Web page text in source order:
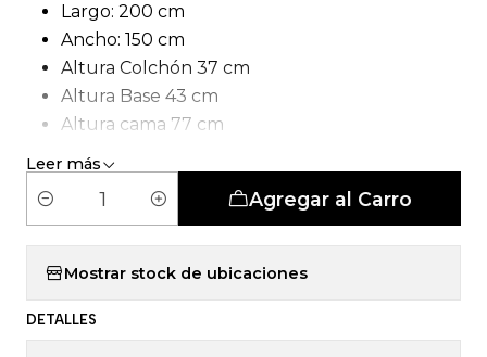
Largo: 200 cm
Ancho: 150 cm
Altura Colchón 37 cm
Altura Base 43 cm
Altura cama 77 cm
Tipo de Carcasa: Pocket Smartcomfort
Leer más
t
i
Agregar al Carro
Mostrar stock de ubicaciones
DETALLES